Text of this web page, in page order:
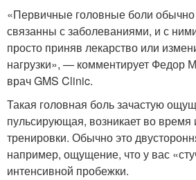
«Первичные головные боли
связанны с заболеваниями, и с
просто приняв лекарство или
нагрузки», — комментирует Федор
врач GMS Clinic.
Такая головная боль зачастую
пульсирующая, возникает во время
тренировки. Обычно это
например, ощущение, что у вас
интенсивной пробежки.